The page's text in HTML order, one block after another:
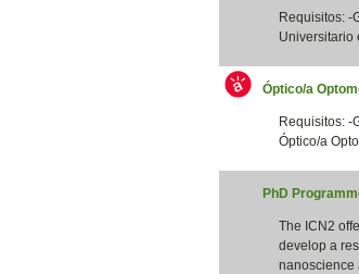
Requisitos: -
Universitario
Óptico/a
Requisitos: -
Óptico/a
PhD
The ICN2
develop a
nanoscience